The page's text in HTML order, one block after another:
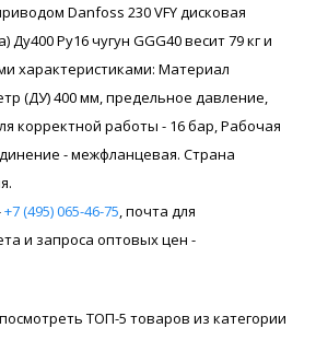
Danfoss 230 VFY дисковая
Ру16 чугун GGG40 весит 79 кг и
характеристиками: Материал
(ДУ) 400 мм, предельное давление,
корректной работы - 16 бар, Рабочая
- межфланцевая. Страна
+7 (495) 065-46-75 , почта для
и запроса оптовых цен -
ТОП-5 товаров из категории